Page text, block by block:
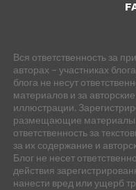
Вся ответственность за
авторах – участниках
блога не несут
материалов и за
иллюстрации.
размещающие материалы
ответственность за
за их содержание и
Блог не несет
действия
нанести вред или ущерб